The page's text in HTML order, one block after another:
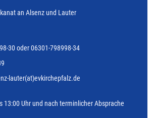
an Alsenz und Lauter
30 oder 06301-798998-34
lauter(at)evkirchepfalz.de
13:00 Uhr und nach terminlicher Absprache